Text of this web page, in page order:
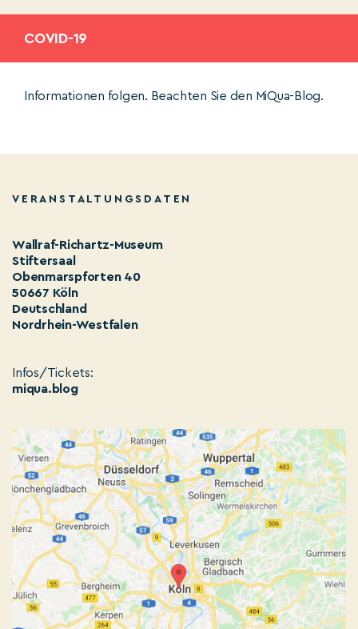
COVID-19
Informationen folgen. Beachten Sie den MiQua-Blog.
VERANSTALTUNGSDATEN
Wallraf-Richartz-Museum
Stiftersaal
Obenmarspforten 40
50667 Köln
Deutschland
Nordrhein-Westfalen
Infos/Tickets:
miqua.blog